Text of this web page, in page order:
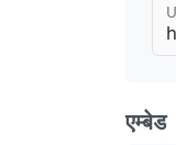
एम्बेड